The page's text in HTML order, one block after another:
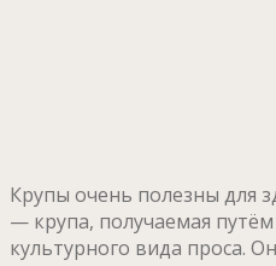
Крупы очень полезны для
— крупа, получаемая
культурного вида проса.